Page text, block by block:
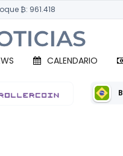
₿: 961.418
CALENDARIO
BTC 332.319,96 BRL 0,77%